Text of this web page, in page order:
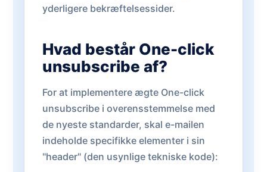
yderligere bekræftelsessider.
Hvad består One-click
unsubscribe af?
For at implementere ægte One-click
unsubscribe i overensstemmelse med
de nyeste standarder, skal e-mailen
indeholde specifikke elementer i sin
"header" (den usynlige tekniske kode):